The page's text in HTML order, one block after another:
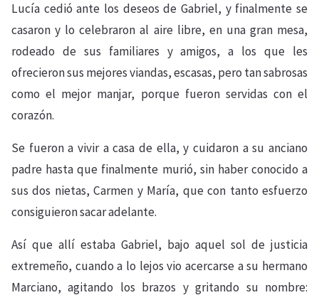
Lucía cedió ante los deseos de Gabriel, y finalmente se
casaron y lo celebraron al aire libre, en una gran mesa,
rodeado de sus familiares y amigos, a los que les
ofrecieron sus mejores viandas, escasas, pero tan sabrosas
como el mejor manjar, porque fueron servidas con el
corazón.
Se fueron a vivir a casa de ella, y cuidaron a su anciano
padre hasta que finalmente murió, sin haber conocido a
sus dos nietas, Carmen y María, que con tanto esfuerzo
consiguieron sacar adelante.
Así que allí estaba Gabriel, bajo aquel sol de justicia
extremeño, cuando a lo lejos vio acercarse a su hermano
Marciano, agitando los brazos y gritando su nombre: